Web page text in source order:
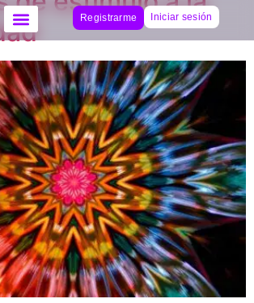
Registrarme Iniciar sesión